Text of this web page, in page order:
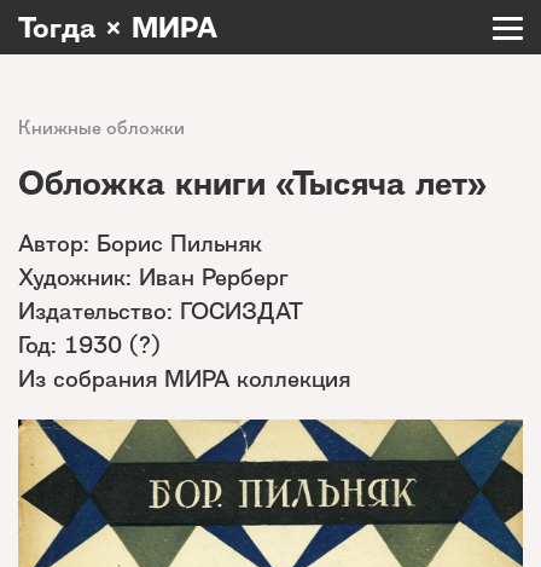
Тогда × МИРА
Книжные обложки
Обложка книги «Тысяча лет»
Автор: Борис Пильняк
Художник: Иван Рерберг
Издательство: ГОСИЗДАТ
Год: 1930 (?)
Из собрания МИРА коллекция